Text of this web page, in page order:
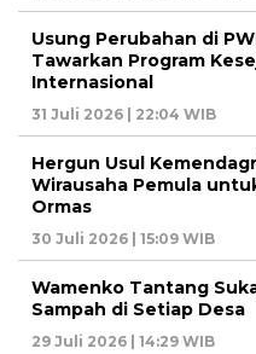
Usung Perubahan di
Tawarkan Program
Internasional
31 Juli 2026 | 22:04 WIB
Hergun Usul
Wirausaha Pemula
Ormas
30 Juli 2026 | 15:09 WIB
Wamenko Tantang
Sampah di Setiap Desa
29 Juli 2026 | 14:29 WIB